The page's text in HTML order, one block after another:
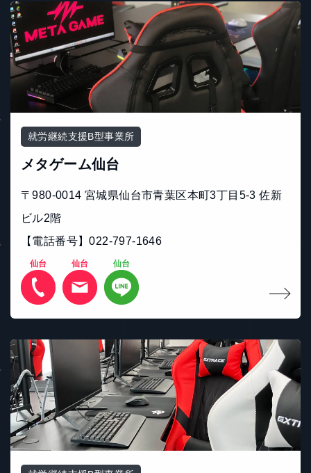
就労継続支援B型事業所
メタゲーム仙台
〒980-0014 宮城県仙台市青葉区本町3丁目5-3 佐新
ビル2階
【電話番号】022-797-1646
仙台 仙台 仙台